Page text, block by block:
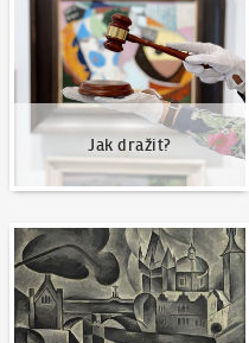
Jak dražit?
Naše nejvyšší prodeje